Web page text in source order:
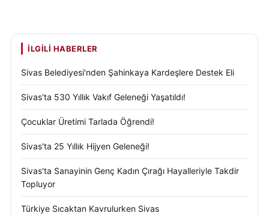
İLGILI HABERLER
Sivas Belediyesi'nden Şahinkaya Kardeşlere Destek Eli
Sivas'ta 530 Yıllık Vakıf Geleneği Yaşatıldı!
Çocuklar Üretimi Tarlada Öğrendi!
Sivas'ta 25 Yıllık Hijyen Geleneği!
Sivas'ta Sanayinin Genç Kadın Çırağı Hayalleriyle Takdir
Topluyor
Türkiye Sıcaktan Kavrulurken Sivas